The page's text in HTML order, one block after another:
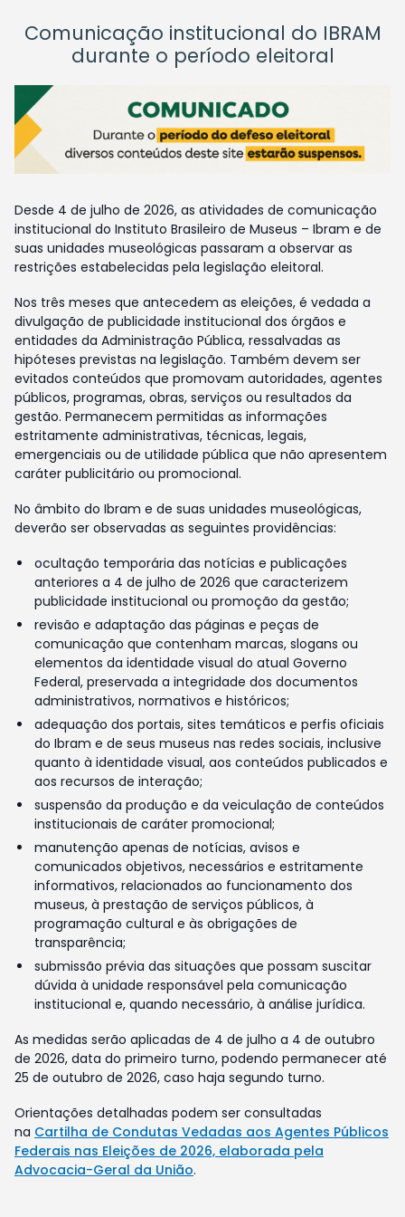
Comunicação institucional do IBRAM
durante o período eleitoral
Desde 4 de julho de 2026, as atividades de comunicação
institucional do Instituto Brasileiro de Museus – Ibram e de
suas unidades museológicas passaram a observar as
restrições estabelecidas pela legislação eleitoral.
Nos três meses que antecedem as eleições, é vedada a
divulgação de publicidade institucional dos órgãos e
entidades da Administração Pública, ressalvadas as
hipóteses previstas na legislação. Também devem ser
evitados conteúdos que promovam autoridades, agentes
públicos, programas, obras, serviços ou resultados da
gestão. Permanecem permitidas as informações
estritamente administrativas, técnicas, legais,
emergenciais ou de utilidade pública que não apresentem
caráter publicitário ou promocional.
No âmbito do Ibram e de suas unidades museológicas,
deverão ser observadas as seguintes providências:
ocultação temporária das notícias e publicações
anteriores a 4 de julho de 2026 que caracterizem
publicidade institucional ou promoção da gestão;
revisão e adaptação das páginas e peças de
comunicação que contenham marcas, slogans ou
elementos da identidade visual do atual Governo
Federal, preservada a integridade dos documentos
administrativos, normativos e históricos;
adequação dos portais, sites temáticos e perfis oficiais
do Ibram e de seus museus nas redes sociais, inclusive
quanto à identidade visual, aos conteúdos publicados e
aos recursos de interação;
suspensão da produção e da veiculação de conteúdos
institucionais de caráter promocional;
manutenção apenas de notícias, avisos e
comunicados objetivos, necessários e estritamente
informativos, relacionados ao funcionamento dos
museus, à prestação de serviços públicos, à
programação cultural e às obrigações de
transparência;
submissão prévia das situações que possam suscitar
dúvida à unidade responsável pela comunicação
institucional e, quando necessário, à análise jurídica.
As medidas serão aplicadas de 4 de julho a 4 de outubro
de 2026, data do primeiro turno, podendo permanecer até
25 de outubro de 2026, caso haja segundo turno.
Orientações detalhadas podem ser consultadas
na Cartilha de Condutas Vedadas aos Agentes Públicos
Federais nas Eleições de 2026, elaborada pela
Advocacia-Geral da União.